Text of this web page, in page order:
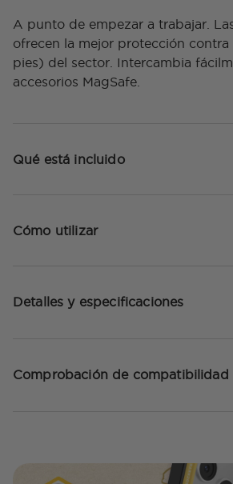
A punto de empezar a trabajar.
ofrecen la mejor protección contra
pies) del sector. Intercambia
accesorios MagSafe.
Qué está incluido
Cómo utilizar
Detalles y especificaciones
Comprobación de compatibilidad